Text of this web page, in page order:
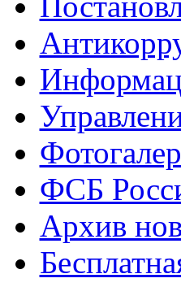
ФСБ
Архив